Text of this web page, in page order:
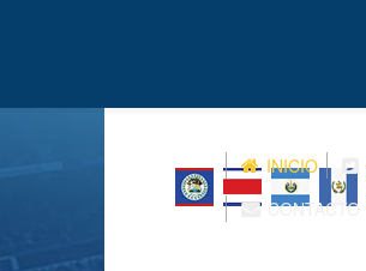
INICIO
CONTACTO